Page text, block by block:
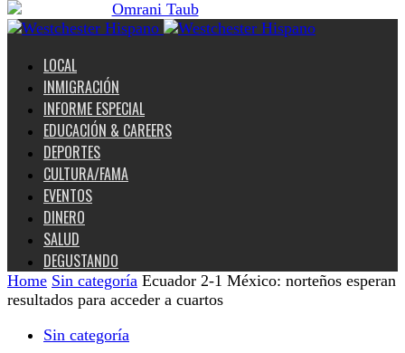
LOCAL
INMIGRACIÓN
INFORME ESPECIAL
EDUCACIÓN & CAREERS
DEPORTES
CULTURA/FAMA
EVENTOS
DINERO
SALUD
DEGUSTANDO
Home Sin categoría Ecuador 2-1 México: norteños esperan
resultados para acceder a cuartos
Sin categoría